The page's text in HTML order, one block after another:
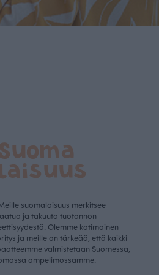
suomalaisuus merkitsee
ja takuuta tuotannon
Olemme kotimainen
ja meille on tärkeää, että kaikki
valmistetaan Suomessa,
ompelimossamme.